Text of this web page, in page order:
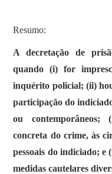
Resumo:
A decretação de
quando (i) for
inquérito policial; (ii)
participação do
ou
concreta do crime, às
pessoais do indiciado; e
medidas cautelares